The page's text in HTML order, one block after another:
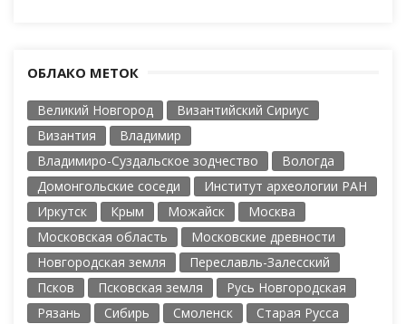
ОБЛАКО МЕТОК
Великий Новгород
Византийский Сириус
Византия
Владимир
Владимиро-Суздальское зодчество
Вологда
Домонгольские соседи
Институт археологии РАН
Иркутск
Крым Можайск
Москва
Московская область
Московские древности
Новгородская земля
Переславль-Залесский
Псков
Псковская земля
Русь Новгородская
Рязань
Сибирь Смоленск
Старая Русса